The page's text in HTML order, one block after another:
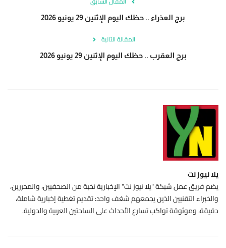
برج العذراء .. حظك اليوم الإثنين 29 يونيو 2026
المقالة التالية
برج العقرب .. حظك اليوم الإثنين 29 يونيو 2026
يلا نيوز نت
يضم فريق عمل شبكة "يلا نيوز نت" الإخبارية نخبة من الصحفيين، والمحررين،
والخبراء التقنيين الذين يجمعهم شغف واحد: تقديم تغطية إخبارية شاملة،
دقيقة، وموثوقة تواكب تسارع الأحداث على الساحتين العربية والدولية.